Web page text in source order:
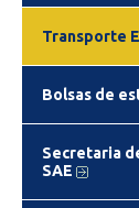
Transporte
Bolsas de
Secretaria
SAE